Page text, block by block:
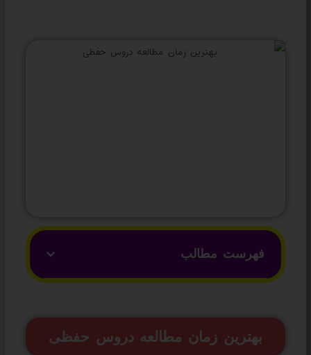
فهرست مطالب
بهترین زمان مطالعه دروس حفظی